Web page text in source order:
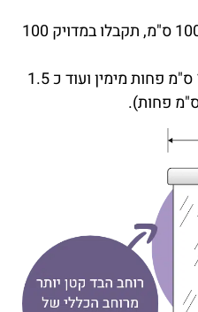
במידה והזמנתם וילון ברוחב 100 ס"מ, תקבלו במדויק 100
אך הבד יהיה קצר יותר כ 1.5 ס"מ פחות מימין ועוד כ 1.5